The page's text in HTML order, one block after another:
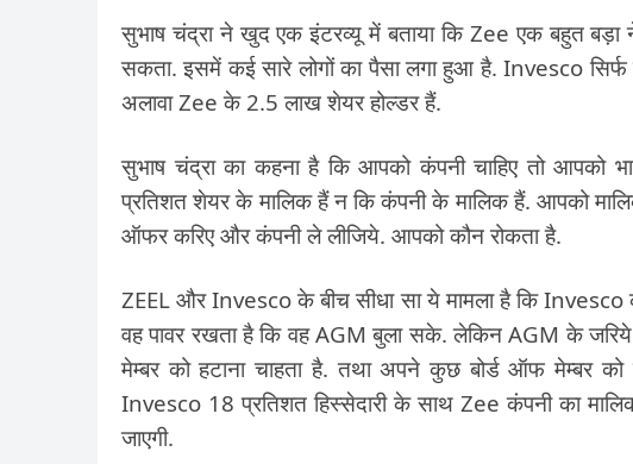
सुभाष चंद्रा ने खुद एक इंटरव्यू में बताया कि Zee एक बहुत बड़ा
सकता. इसमें कई सारे लोगों का पैसा लगा हुआ है. Invesco
अलावा Zee के 2.5 लाख शेयर होल्डर हैं.
सुभाष चंद्रा का कहना है कि आपको कंपनी चाहिए तो
प्रतिशत शेयर के मालिक हैं न कि कंपनी के मालिक हैं. आपको
ऑफर करिए और कंपनी ले लीजिये. आपको कौन रोकता है.
ZEEL और Invesco के बीच सीधा सा ये मामला है कि Invesco
वह पावर रखता है कि वह AGM बुला सके. लेकिन AGM के
मेम्बर को हटाना चाहता है. तथा अपने कुछ बोर्ड ऑफ मेम्बर
Invesco 18 प्रतिशत हिस्सेदारी के साथ Zee कंपनी का
जाएगी.